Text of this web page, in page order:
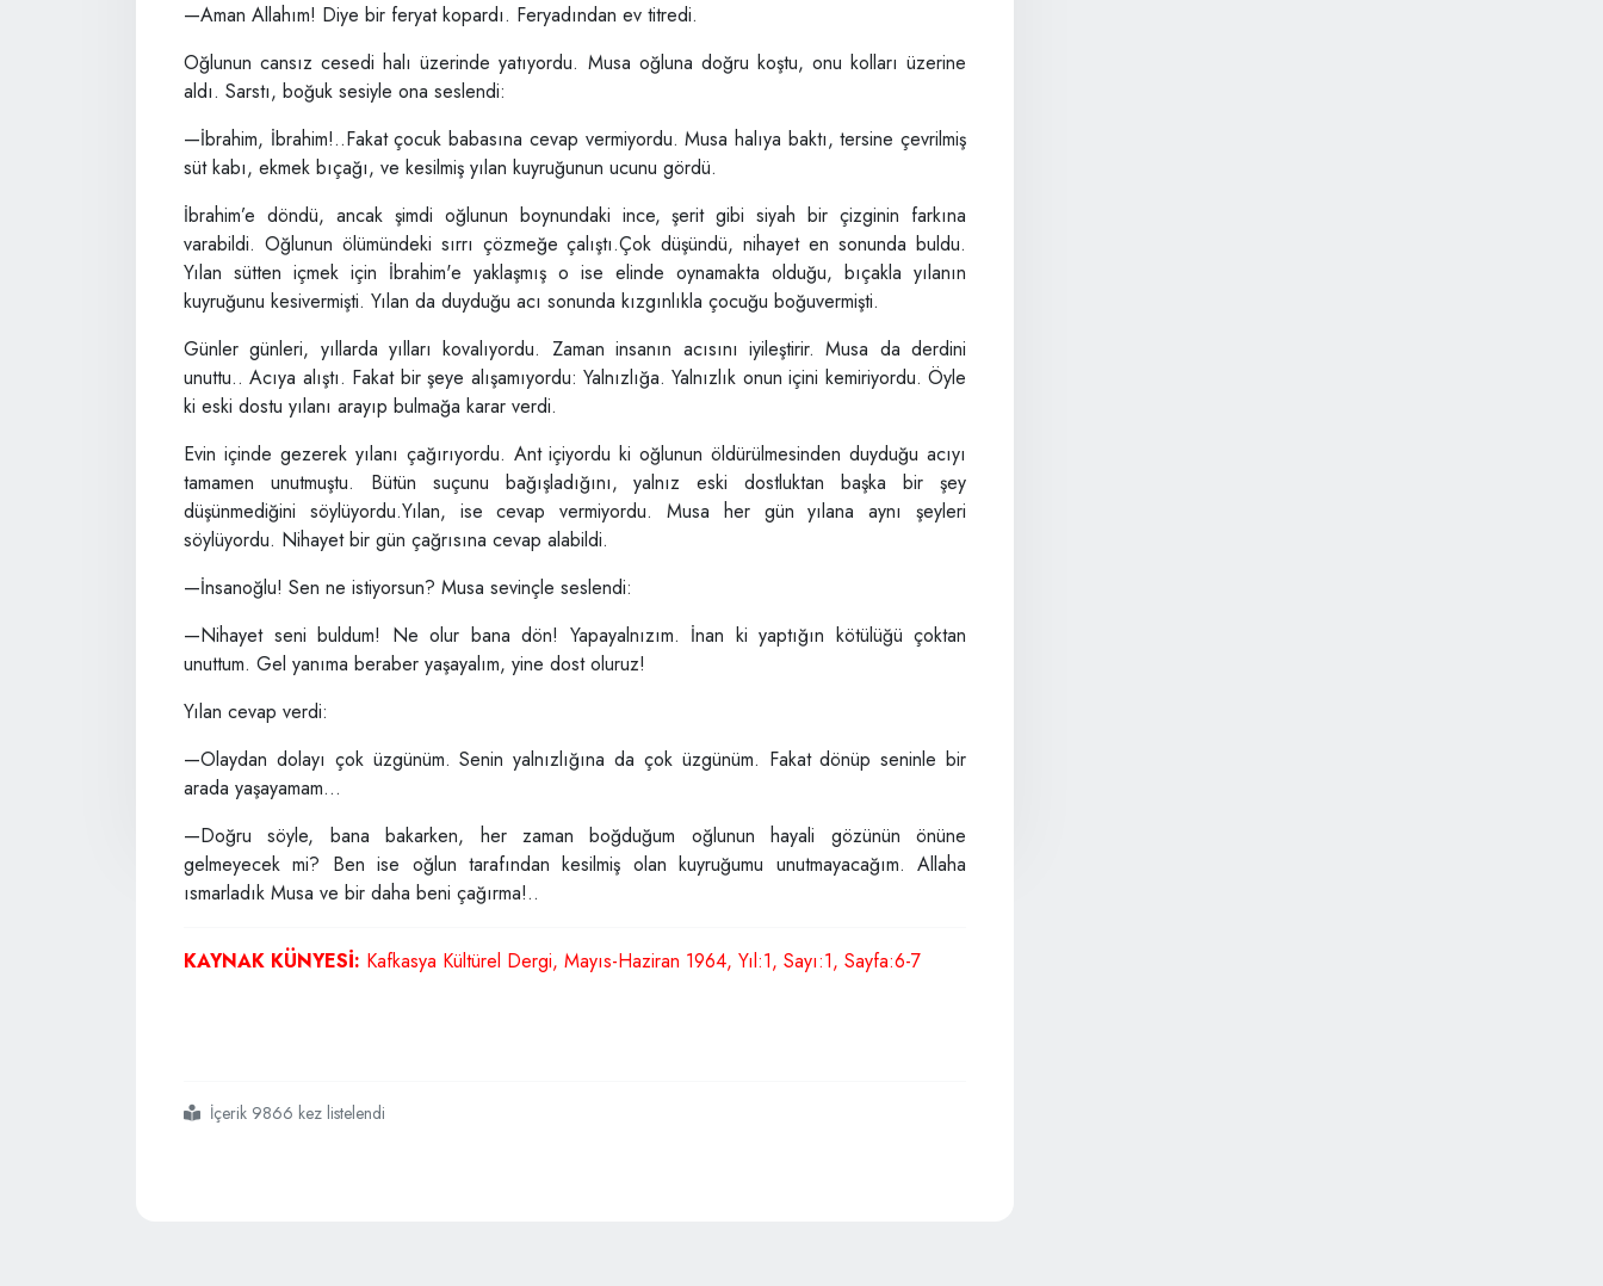
—Aman Allahım! Diye bir feryat kopardı. Feryadından ev titredi.
Oğlunun cansız cesedi halı üzerinde yatıyordu. Musa oğluna doğru koştu, onu kolları üzerine
aldı. Sarstı, boğuk sesiyle ona seslendi:
—İbrahim, İbrahim!..Fakat çocuk babasına cevap vermiyordu. Musa halıya baktı, tersine çevrilmiş
süt kabı, ekmek bıçağı, ve kesilmiş yılan kuyruğunun ucunu gördü.
İbrahim’e döndü, ancak şimdi oğlunun boynundaki ince, şerit gibi siyah bir çizginin farkına
varabildi. Oğlunun ölümündeki sırrı çözmeğe çalıştı.Çok düşündü, nihayet en sonunda buldu.
Yılan sütten içmek için İbrahim'e yaklaşmış o ise elinde oynamakta olduğu, bıçakla yılanın
kuyruğunu kesivermişti. Yılan da duyduğu acı sonunda kızgınlıkla çocuğu boğuvermişti.
Günler günleri, yıllarda yılları kovalıyordu. Zaman insanın acısını iyileştirir. Musa da derdini
unuttu.. Acıya alıştı. Fakat bir şeye alışamıyordu: Yalnızlığa. Yalnızlık onun içini kemiriyordu. Öyle
ki eski dostu yılanı arayıp bulmağa karar verdi.
Evin içinde gezerek yılanı çağırıyordu. Ant içiyordu ki oğlunun öldürülmesinden duyduğu acıyı
tamamen unutmuştu. Bütün suçunu bağışladığını, yalnız eski dostluktan başka bir şey
düşünmediğini söylüyordu.Yılan, ise cevap vermiyordu. Musa her gün yılana aynı şeyleri
söylüyordu. Nihayet bir gün çağrısına cevap alabildi.
—İnsanoğlu! Sen ne istiyorsun? Musa sevinçle seslendi:
—Nihayet seni buldum! Ne olur bana dön! Yapayalnızım. İnan ki yaptığın kötülüğü çoktan
unuttum. Gel yanıma beraber yaşayalım, yine dost oluruz!
Yılan cevap verdi:
—Olaydan dolayı çok üzgünüm. Senin yalnızlığına da çok üzgünüm. Fakat dönüp seninle bir
arada yaşayamam...
—Doğru söyle, bana bakarken, her zaman boğduğum oğlunun hayali gözünün önüne
gelmeyecek mi? Ben ise oğlun tarafından kesilmiş olan kuyruğumu unutmayacağım. Allaha
ısmarladık Musa ve bir daha beni çağırma!..
KAYNAK KÜNYESİ: Kafkasya Kültürel Dergi, Mayıs-Haziran 1964, Yıl:1, Sayı:1, Sayfa:6-7
#yılanın
#fikriİçerik 9866 kez listelendi